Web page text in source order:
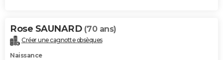
Rose SAUNARD (70 ans)
Créer une cagnotte obsèques
Naissance